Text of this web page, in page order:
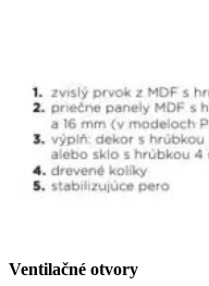
Ventilačné otvory